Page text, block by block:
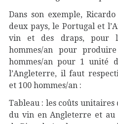
Dans son exemple,
deux pays, le Portugal et
vin et des draps, pour
hommes/an pour
hommes/an pour 1 unité
l’Angleterre, il faut
et 100 hommes/an :
Tableau : les coûts
du vin en Angleterre et au